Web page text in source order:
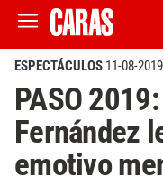
ESPECTÁCULOS 11-08-
PASO
Fernández
emotivo